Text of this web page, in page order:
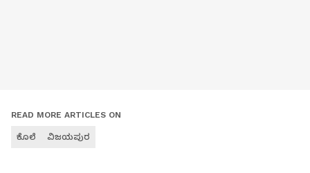
READ MORE ARTICLES ON
ಕೊಲೆ ವಿಜಯಪುರ